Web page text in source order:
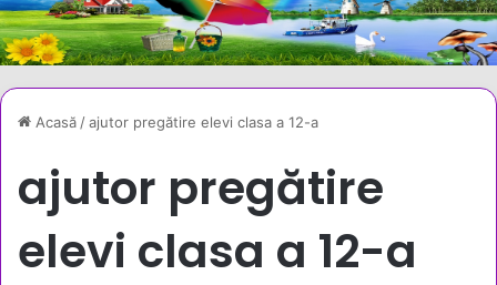
Acasă/ajutor pregătire elevi clasa a 12-a
ajutor pregătire
elevi clasa a 12-a